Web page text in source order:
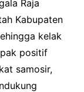
Raja
Kabupaten
kelak
positif
samosir,